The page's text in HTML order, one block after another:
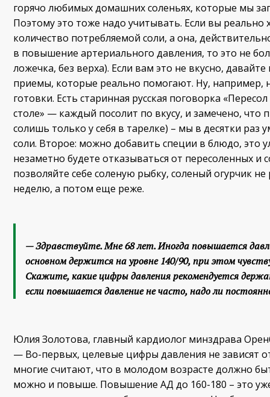
горячо любимых домашних соленьях, которые мы
Поэтому это тоже надо учитывать. Если вы реально
количество потребляемой соли, а она,
в повышение артериального давления, то это не
ложечка, без верха). Если вам это не вкусно,
приемы, которые реально помогают. Ну, например,
готовки. Есть старинная русская поговорка
столе» — каждый посолит по вкусу, и замечено, что
солишь только у себя в тарелке) – мы в десятки раз
соли. Второе: можно добавить специи в блюдо, это
незаметно будете отказываться от пересоленных и
позволяйте себе соленую рыбку, соленый огурчик не
неделю, а потом еще реже.
— Здравствуйте. Мне 68 лет. Иногда повышается
основном держится на уровне 140/90, при этом
Скажите, какие цифры давления рекомендуется
если повышается давление не часто, надо ли
Юлия Золотова, главный кардиолог минздрава
— Во-первых, целевые цифры давления не зависят
многие считают, что в молодом возрасте должно
можно и повыше. Повышение АД до 160-180 – это